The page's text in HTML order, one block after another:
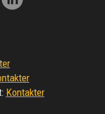
: Kontakter